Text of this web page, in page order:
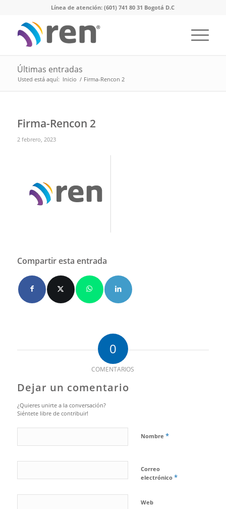
Línea de atención: (601) 741 80 31 Bogotá D.C
Últimas entradas
Usted está aquí: Inicio / Firma-Rencon 2
Firma-Rencon 2
2 febrero, 2023
Compartir esta entrada
0
COMENTARIOS
Dejar un comentario
¿Quieres unirte a la conversación?
Siéntete libre de contribuir!
Nombre *
Correo
electrónico *
Web